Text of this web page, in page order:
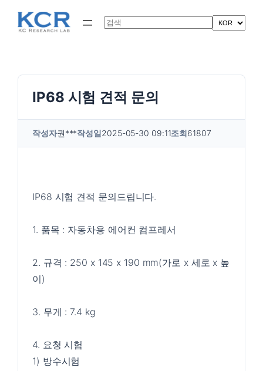
Search
IP68 시험 견적 문의
작성자권***작성일2025-05-30 09:11조회61807
IP68 시험 견적 문의드립니다.
1. 품목 : 자동차용 에어컨 컴프레서
2. 규격 : 250 x 145 x 190 mm(가로 x 세로 x 높
이)
3. 무게 : 7.4 kg
4. 요청 시험
1) 방수시험